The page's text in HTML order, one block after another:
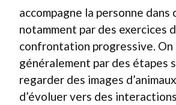
accompagne la personne dans
notamment par des exercices
confrontation progressive. On
généralement par des étapes
regarder des images
d’évoluer vers des